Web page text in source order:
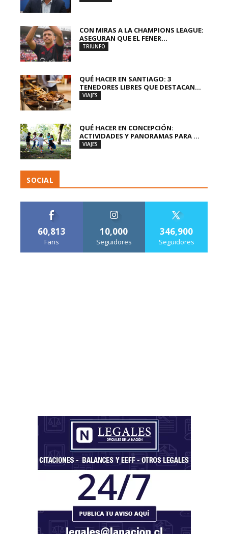
CON MIRAS A LA CHAMPIONS LEAGUE:
ASEGURAN QUE EL FENER...
TRIUNFO
QUÉ HACER EN SANTIAGO: 3
TENEDORES LIBRES QUE DESTACAN...
VIAJES
QUÉ HACER EN CONCEPCIÓN:
ACTIVIDADES Y PANORAMAS PARA ...
VIAJES
SOCIAL
60,813
Fans
10,000
Seguidores
346,900
Seguidores